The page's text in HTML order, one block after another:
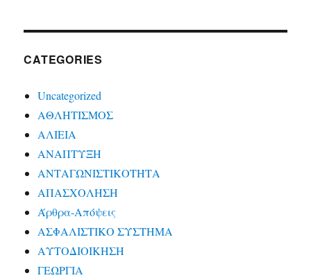
CATEGORIES
Uncategorized
ΑΘΛΗΤΙΣΜΟΣ
ΑΛΙΕΙΑ
ΑΝΑΠΤΥΞΗ
ΑΝΤΑΓΩΝΙΣΤΙΚΟΤΗΤΑ
ΑΠΑΣΧΟΛΗΣΗ
Άρθρα-Απόψεις
ΑΣΦΑΛΙΣΤΙΚΟ ΣΥΣΤΗΜΑ
ΑΥΤΟΔΙΟΙΚΗΣΗ
ΓΕΩΡΓΙΑ